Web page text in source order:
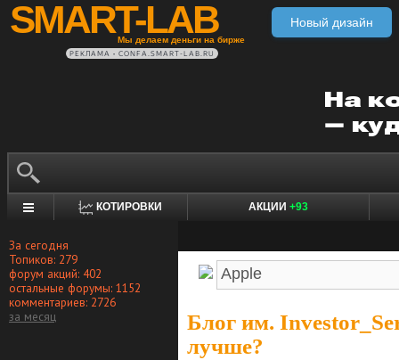
SMART-LAB
Мы делаем деньги на бирже
Новый дизайн
РЕКЛАМА • CONFA.SMART-LAB.RU
КОТИРОВКИ АКЦИИ +93
За сегодня
Топиков: 279
форум акций: 402
остальные форумы: 1152
комментариев: 2726
за месяц
Блог им.
лучше?